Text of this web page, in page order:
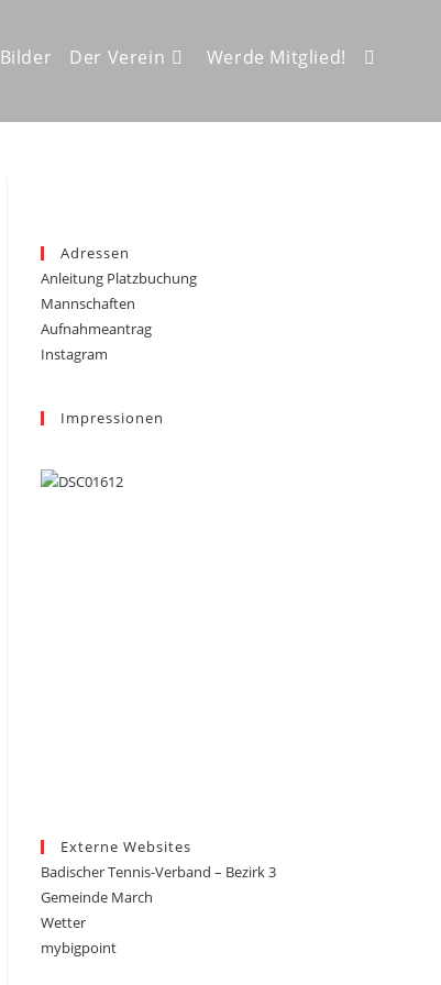
Bilder Der Verein Werde Mitglied! Website-
Adressen
Anleitung Platzbuchung
Mannschaften
Aufnahmeantrag
Instagram
Impressionen
Externe Websites
Badischer Tennis-Verband – Bezirk 3
Gemeinde March
Wetter
mybigpoint